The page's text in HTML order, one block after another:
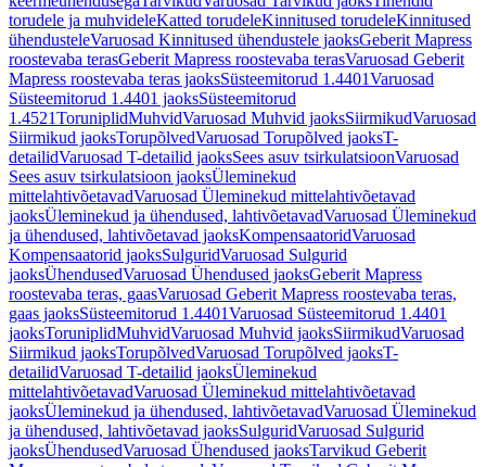
torudele ja muhvideleKatted torudeleKinnitused torudeleKinnitused
ühendusteleVaruosad Kinnitused ühendustele jaoksGeberit Mapress
roostevaba terasGeberit Mapress roostevaba terasVaruosad Geberit
Mapress roostevaba teras jaoksSüsteemitorud 1.4401Varuosad
Süsteemitorud 1.4401 jaoksSüsteemitorud
1.4521ToruniplidMuhvidVaruosad Muhvid jaoksSiirmikudVaruosad
Siirmikud jaoksTorupõlvedVaruosad Torupõlved jaoksT-
detailidVaruosad T-detailid jaoksSees asuv tsirkulatsioonVaruosad
Sees asuv tsirkulatsioon jaoksÜleminekud
mittelahtivõetavadVaruosad Üleminekud mittelahtivõetavad
jaoksÜleminekud ja ühendused, lahtivõetavadVaruosad Üleminekud
ja ühendused, lahtivõetavad jaoksKompensaatoridVaruosad
Kompensaatorid jaoksSulguridVaruosad Sulgurid
jaoksÜhendusedVaruosad Ühendused jaoksGeberit Mapress
roostevaba teras, gaasVaruosad Geberit Mapress roostevaba teras,
gaas jaoksSüsteemitorud 1.4401Varuosad Süsteemitorud 1.4401
jaoksToruniplidMuhvidVaruosad Muhvid jaoksSiirmikudVaruosad
Siirmikud jaoksTorupõlvedVaruosad Torupõlved jaoksT-
detailidVaruosad T-detailid jaoksÜleminekud
mittelahtivõetavadVaruosad Üleminekud mittelahtivõetavad
jaoksÜleminekud ja ühendused, lahtivõetavadVaruosad Üleminekud
ja ühendused, lahtivõetavad jaoksSulguridVaruosad Sulgurid
jaoksÜhendusedVaruosad Ühendused jaoksTarvikud Geberit